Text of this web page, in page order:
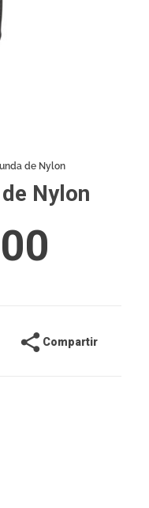
de Nylon
Nylon
Compartir